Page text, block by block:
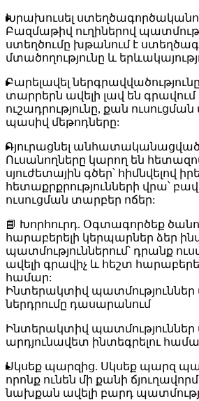
Խրախուսել
Բազմաթիվ ուղիներով
ստեղծումը խթանում է
մտածողությունը և
Բարելավել ներգրավվածությունը
տարրերն ավելի լավ են
ուշադրությունը, քան
պասիվ մեթոդները:
Դյուրացնել անհատականացված
Ուսանողները կարող են
սյուժետային գծեր՝ հիմնվելով
հետաքրքրությունների վրա՝
ուսուցման տարբեր ոճեր:
📘 Խորհուրդ. Օգտագործեք
հարաբերելի կերպարներ ձեր
պատմություններում՝ դրանք
ավելի գրավիչ և հեշտ
համար:
Ինտերակտիվ պատմություններ
ներդրումը դասարանում
Ինտերակտիվ
արդյունավետ ինտեգրելու
Սկսեք պարզից. Սկսեք պարզ
որոնք ունեն մի քանի
նախքան ավելի բարդ